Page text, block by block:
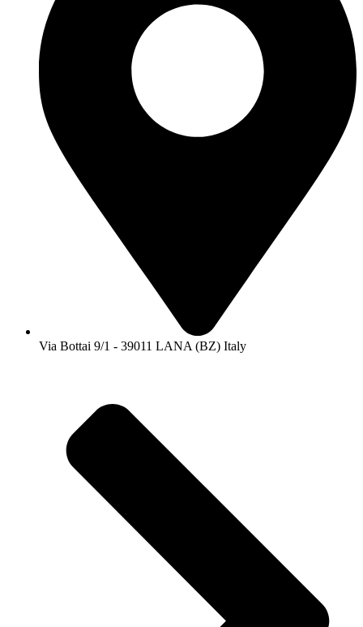
Via Bottai 9/1 - 39011 LANA (BZ) Italy